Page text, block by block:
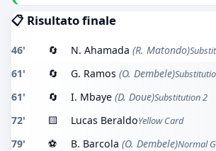
📋 Risultato finale
46' 🔄 N. Ahamada (R. Matondo)
61' 🔄 G. Ramos (O. Dembele)
61' 🔄 I. Mbaye (D. Doue)Substitution 2
72' 🟨 Lucas BeraldoYellow Card
79' ⚽ B. Barcola (O. Dembele)Normal